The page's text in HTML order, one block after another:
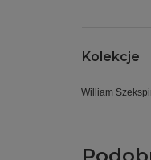
Kolekcje
William